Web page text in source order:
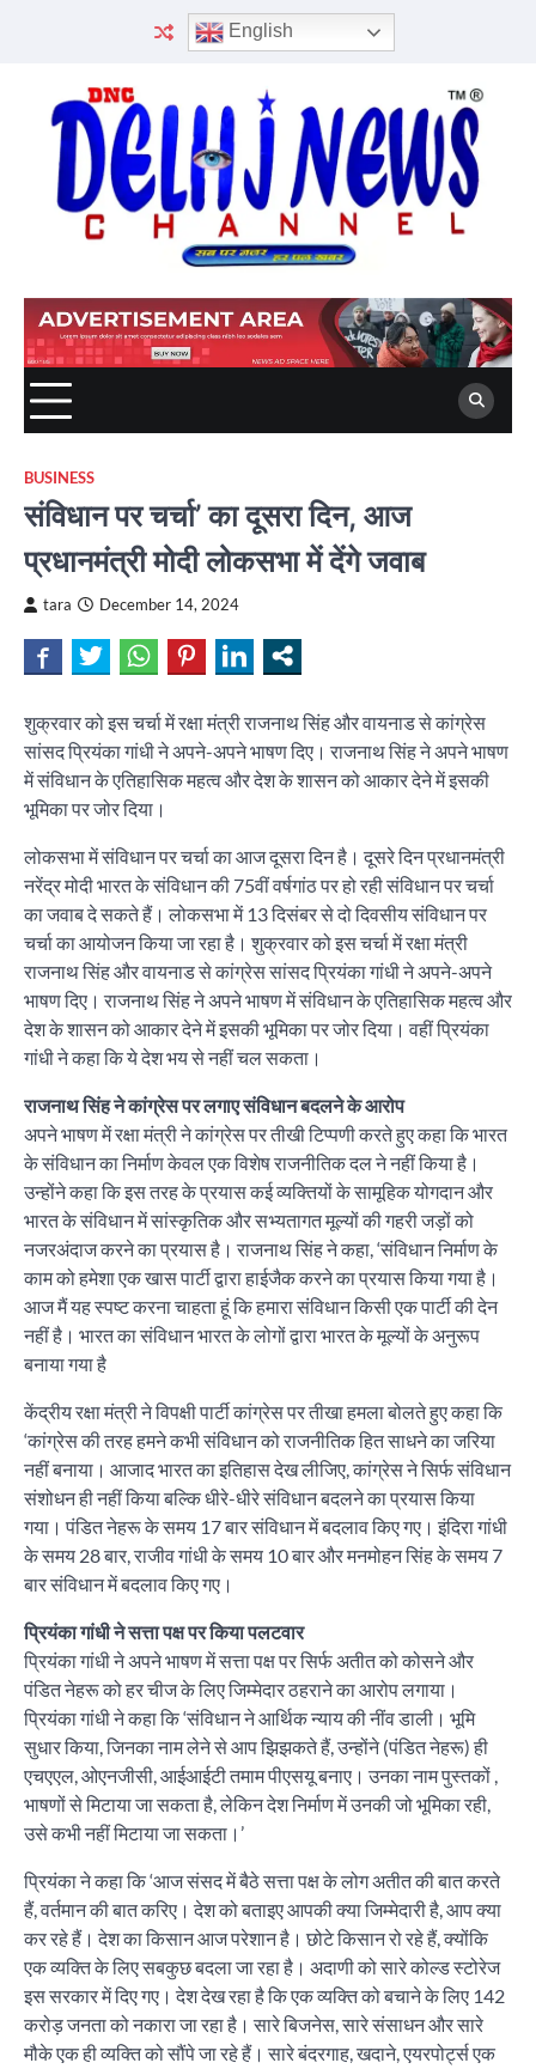
English
BUSINESS
संविधान पर चर्चा’ का दूसरा दिन, आज
प्रधानमंत्री मोदी लोकसभा में देंगे जवाब
tara December 14, 2024
शुक्रवार को इस चर्चा में रक्षा मंत्री राजनाथ सिंह और वायनाड से कांग्रेस
सांसद प्रियंका गांधी ने अपने-अपने भाषण दिए। राजनाथ सिंह ने अपने भाषण
में संविधान के एतिहासिक महत्व और देश के शासन को आकार देने में इसकी
भूमिका पर जोर दिया।
लोकसभा में संविधान पर चर्चा का आज दूसरा दिन है। दूसरे दिन प्रधानमंत्री
नरेंद्र मोदी भारत के संविधान की 75वीं वर्षगांठ पर हो रही संविधान पर चर्चा
का जवाब दे सकते हैं। लोकसभा में 13 दिसंबर से दो दिवसीय संविधान पर
चर्चा का आयोजन किया जा रहा है। शुक्रवार को इस चर्चा में रक्षा मंत्री
राजनाथ सिंह और वायनाड से कांग्रेस सांसद प्रियंका गांधी ने अपने-अपने
भाषण दिए। राजनाथ सिंह ने अपने भाषण में संविधान के एतिहासिक महत्व और
देश के शासन को आकार देने में इसकी भूमिका पर जोर दिया। वहीं प्रियंका
गांधी ने कहा कि ये देश भय से नहीं चल सकता।
राजनाथ सिंह ने कांग्रेस पर लगाए संविधान बदलने के आरोप
अपने भाषण में रक्षा मंत्री ने कांग्रेस पर तीखी टिप्पणी करते हुए कहा कि भारत
के संविधान का निर्माण केवल एक विशेष राजनीतिक दल ने नहीं किया है।
उन्होंने कहा कि इस तरह के प्रयास कई व्यक्तियों के सामूहिक योगदान और
भारत के संविधान में सांस्कृतिक और सभ्यतागत मूल्यों की गहरी जड़ों को
नजरअंदाज करने का प्रयास है। राजनाथ सिंह ने कहा, ‘संविधान निर्माण के
काम को हमेशा एक खास पार्टी द्वारा हाईजैक करने का प्रयास किया गया है।
आज मैं यह स्पष्ट करना चाहता हूं कि हमारा संविधान किसी एक पार्टी की देन
नहीं है। भारत का संविधान भारत के लोगों द्वारा भारत के मूल्यों के अनुरूप
बनाया गया है
केंद्रीय रक्षा मंत्री ने विपक्षी पार्टी कांग्रेस पर तीखा हमला बोलते हुए कहा कि
‘कांग्रेस की तरह हमने कभी संविधान को राजनीतिक हित साधने का जरिया
नहीं बनाया। आजाद भारत का इतिहास देख लीजिए, कांग्रेस ने सिर्फ संविधान
संशोधन ही नहीं किया बल्कि धीरे-धीरे संविधान बदलने का प्रयास किया
गया। पंडित नेहरू के समय 17 बार संविधान में बदलाव किए गए। इंदिरा गांधी
के समय 28 बार, राजीव गांधी के समय 10 बार और मनमोहन सिंह के समय 7
बार संविधान में बदलाव किए गए।
प्रियंका गांधी ने सत्ता पक्ष पर किया पलटवार
प्रियंका गांधी ने अपने भाषण में सत्ता पक्ष पर सिर्फ अतीत को कोसने और
पंडित नेहरू को हर चीज के लिए जिम्मेदार ठहराने का आरोप लगाया।
प्रियंका गांधी ने कहा कि ‘संविधान ने आर्थिक न्याय की नींव डाली। भूमि
सुधार किया, जिनका नाम लेने से आप झिझकते हैं, उन्होंने (पंडित नेहरू) ही
एचएएल, ओएनजीसी, आईआईटी तमाम पीएसयू बनाए। उनका नाम पुस्तकों ,
भाषणों से मिटाया जा सकता है, लेकिन देश निर्माण में उनकी जो भूमिका रही,
उसे कभी नहीं मिटाया जा सकता।’
प्रियंका ने कहा कि ‘आज संसद में बैठे सत्ता पक्ष के लोग अतीत की बात करते
हैं, वर्तमान की बात करिए। देश को बताइए आपकी क्या जिम्मेदारी है, आप क्या
कर रहे हैं। देश का किसान आज परेशान है। छोटे किसान रो रहे हैं, क्योंकि
एक व्यक्ति के लिए सबकुछ बदला जा रहा है। अदाणी को सारे कोल्ड स्टोरेज
इस सरकार में दिए गए। देश देख रहा है कि एक व्यक्ति को बचाने के लिए 142
करोड़ जनता को नकारा जा रहा है। सारे बिजनेस, सारे संसाधन और सारे
मौके एक ही व्यक्ति को सौंपे जा रहे हैं। सारे बंदरगाह, खदाने, एयरपोर्ट्स एक